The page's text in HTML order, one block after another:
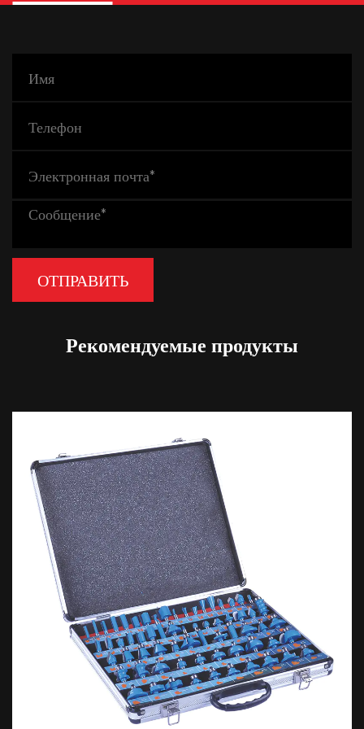
пазами
25°
часть с плоским дном
1шт бит для филе огги
1 шт. Классическая бита
1 шт., закругленная точка
1/2"
3шт. «V» 90° «V» пазовая
3/8",1/2",5/8
1 шт. Панель Пилот 3/8"
1 шт., двойной круглый Р5/32"
2 шт., надпись 60° 9/16 дюйма, 11/16
Рекомендуемые продукты